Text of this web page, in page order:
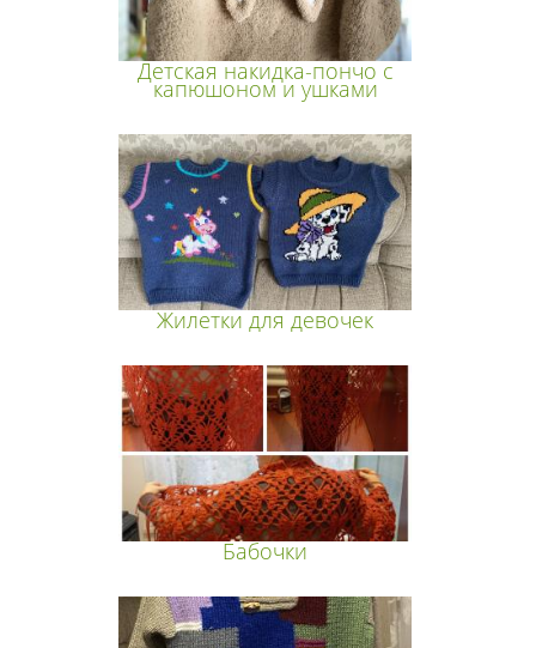
Детская накидка-пончо с
капюшоном и ушками
Жилетки для девочек
Бабочки